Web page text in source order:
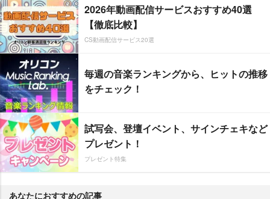
2026年動画配信サービスおすすめ40選
【徹底比較】
CS動画配信サービス20選
毎週の音楽ランキングから、ヒットの推移
をチェック！
試写会、登壇イベント、サインチェキなど
プレゼント！
プレゼント特集
あなたにおすすめの記事